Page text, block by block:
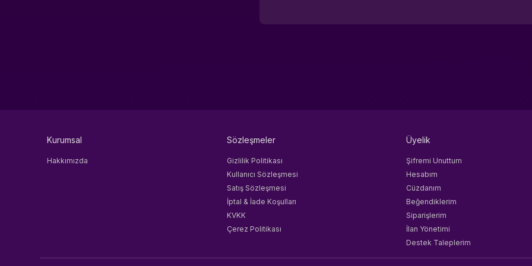
Kurumsal
Hakkımızda
Sözleşmeler
Gizlilik Politikası
Kullanıcı Sözleşmesi
Satış Sözleşmesi
İptal & İade Koşulları
KVKK
Çerez Politikası
Üyelik
Şifremi Unuttum
Hesabım
Cüzdanım
Beğendiklerim
Siparişlerim
İlan Yönetimi
Destek Taleplerim